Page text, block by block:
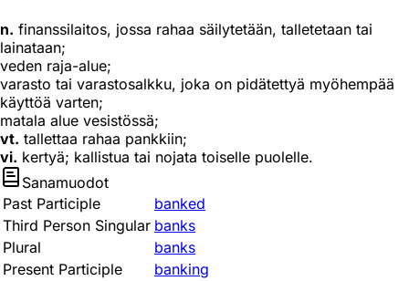
n. finanssilaitos, jossa rahaa säilytetään, talletetaan tai
lainataan;
veden raja-alue;
varasto tai varastosalkku, joka on pidätettyä myöhempää
käyttöä varten;
matala alue vesistössä;
vt. tallettaa rahaa pankkiin;
vi. kertyä; kallistua tai nojata toiselle puolelle.
Sanamuodot
Past Participle
banked
Third Person Singular banks
Plural
banks
Present Participle
banking